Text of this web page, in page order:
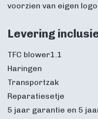
voorzien van eigen
Levering
TFC blower1.1
Haringen
Transportzak
Reparatiesetje
5 jaar garantie en 5